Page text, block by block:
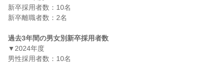
新卒採用者数：10名
新卒離職者数：2名
過去3年間の男女別新卒採用者数
▼2024年度
男性採用者数：10名